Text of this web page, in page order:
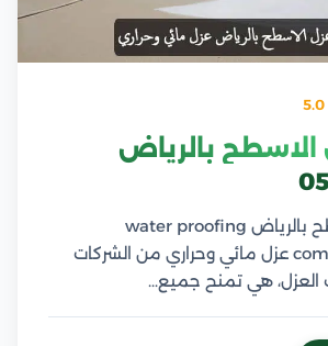
5.0
بالرياض
شركة عزل الاسطح بالرياض water proofing
company near me عزل مائي وحراري من الشركات
العزل، هي تمنح جميع…